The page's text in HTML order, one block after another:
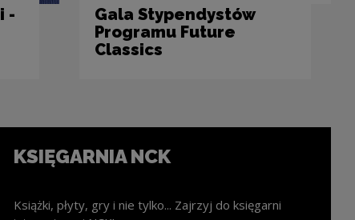
-
Gala Stypendystów
Programu Future
Classics
KSIĘGARNIA NCK
Książki, płyty, gry i nie tylko... Zajrzyj do księgarni